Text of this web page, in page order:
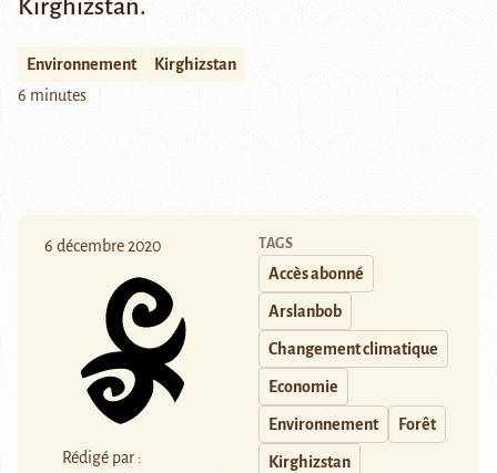
Kirghizstan.
Environnement
Kirghizstan
6 minutes
6 décembre 2020
Rédigé par :
TAGS
Accès abonné
Arslanbob
Changement climatique
Economie
Environnement Forêt
Kirghizstan